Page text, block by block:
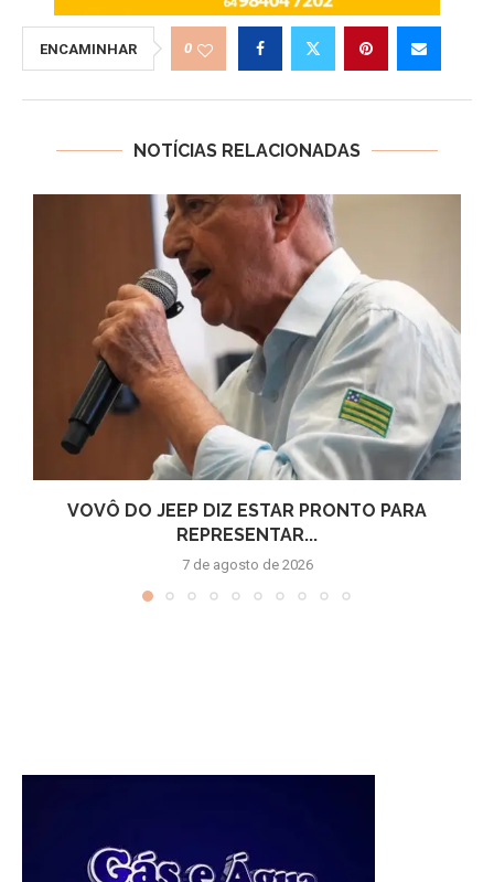
ENCAMINHAR 0
NOTÍCIAS RELACIONADAS
VOVÔ DO JEEP DIZ ESTAR PRONTO PARA
REPRESENTAR...
7 de agosto de 2026